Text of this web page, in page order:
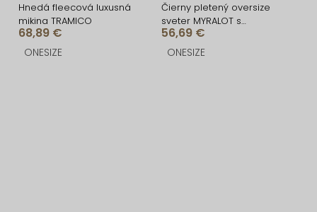
Hnedá fleecová luxusná
mikina TRAMICO
68,89 €
ONESIZE
Čierny pletený oversize
sveter MYRALOT s
gombíkmi
56,69 €
ONESIZE